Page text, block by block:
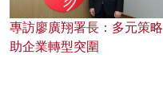
專訪廖廣翔署長：多元策略
助企業轉型突圍